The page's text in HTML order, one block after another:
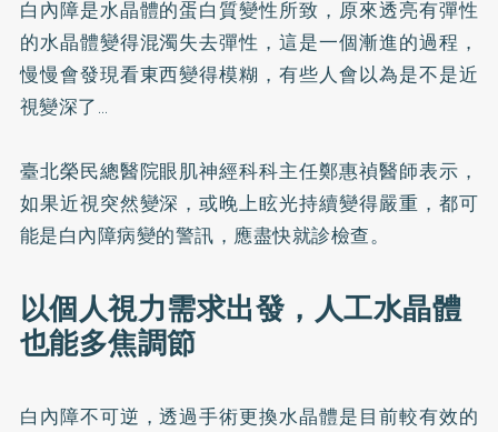
白內障是水晶體的蛋白質變性所致，原來透亮有彈性
的水晶體變得混濁失去彈性，這是一個漸進的過程，
慢慢會發現看東西變得模糊，有些人會以為是不是近
視變深了…
臺北榮民總醫院眼肌神經科科主任鄭惠禎醫師表示，
如果近視突然變深，或晚上眩光持續變得嚴重，都可
能是白內障病變的警訊，應盡快就診檢查。
以個人視力需求出發，人工水晶體
也能多焦調節
白內障不可逆，透過手術更換水晶體是目前較有效的